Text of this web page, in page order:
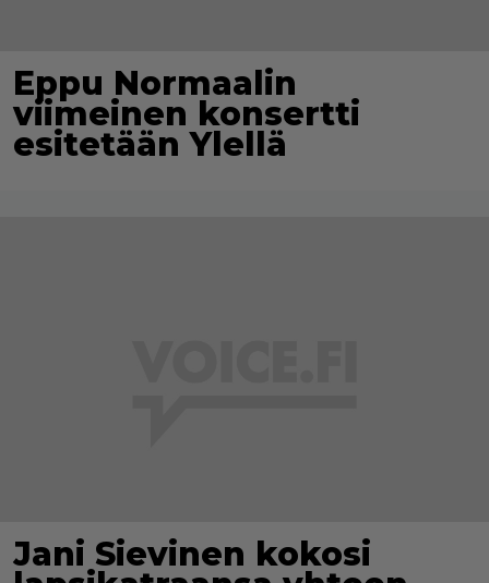
Eppu Normaalin
viimeinen konsertti
esitetään Ylellä
Jani Sievinen kokosi